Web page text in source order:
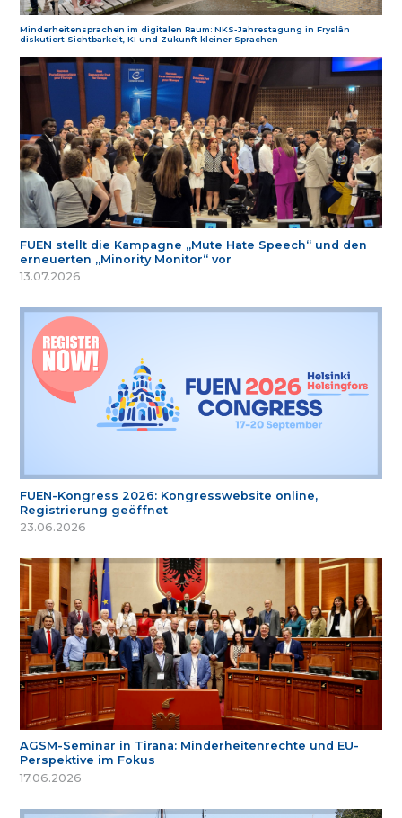
Minderheitensprachen im digitalen Raum: NKS-Jahrestagung in Fryslân
diskutiert Sichtbarkeit, KI und Zukunft kleiner Sprachen
FUEN stellt die Kampagne „Mute Hate Speech“ und den
erneuerten „Minority Monitor“ vor
13.07.2026
FUEN-Kongress 2026: Kongresswebsite online,
Registrierung geöffnet
23.06.2026
AGSM-Seminar in Tirana: Minderheitenrechte und EU-
Perspektive im Fokus
17.06.2026